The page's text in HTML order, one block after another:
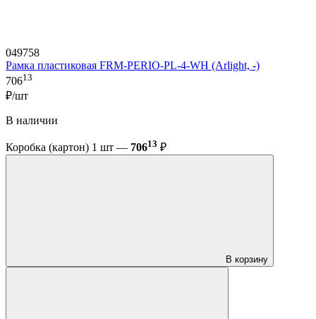
049758
Рамка пластиковая FRM-PERIO-PL-4-WH (Arlight, -)
70613
₽/шт
В наличии
Коробка (картон) 1 шт — 70613 ₽
В корзину